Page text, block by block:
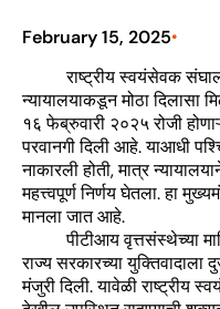
February 15, 2025•
राष्ट्रीय स्वयंसेवक
न्यायालयाकडून मोठा दिलासा
१६ फेब्रुवारी २०२५ रोजी
परवानगी दिली आहे. याआधी
नाकारली होती, मात्र
महत्त्वपूर्ण निर्णय घेतला. हा
मानला जात आहे.
पीटीआय वृत्तसंस्थेच्या
राज्य सरकारच्या युक्तिवादाला
मंजुरी दिली. यावेळी